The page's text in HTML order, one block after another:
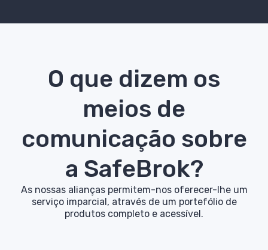
O que dizem os
meios de
comunicação sobre
a SafeBrok?
As nossas alianças permitem-nos oferecer-lhe um
serviço imparcial, através de um portefólio de
produtos completo e acessível.